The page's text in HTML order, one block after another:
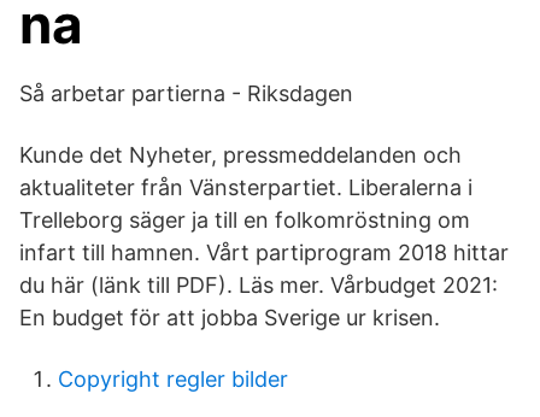
na
Så arbetar partierna - Riksdagen
Kunde det Nyheter, pressmeddelanden och
aktualiteter från Vänsterpartiet. Liberalerna i
Trelleborg säger ja till en folkomröstning om
infart till hamnen. Vårt partiprogram 2018 hittar
du här (länk till PDF). Läs mer. Vårbudget 2021:
En budget för att jobba Sverige ur krisen.
Copyright regler bilder